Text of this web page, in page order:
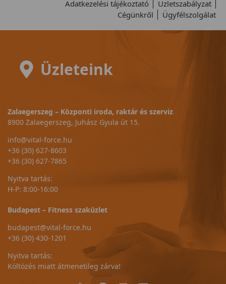
Adatkezelési tájékoztató
Üzletszabályzat
Cégünkről
Ügyfélszolgálat
Üzleteink
Zalaegerszeg – Központi iroda, raktár és szerviz
8900 Zalaegerszeg, Juhász Gyula út 15.
info@vital-force.hu
+36 (30) 627-8603
+36 (30) 627-7865
Nyitva tartás:
H-P: 8:00-16:00
Budapest – Fitness szaküzlet
budapest@vital-force.hu
+36 (30) 430-1201
Nyitva tartás:
Költözés miatt átmenetileg zárva!